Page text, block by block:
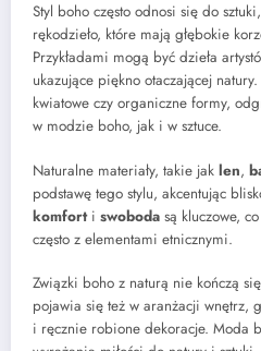
Styl boho często odnosi się do
rękodzieło, które mają głębokie
Przykładami mogą być dzieła
ukazujące piękno otaczającej
kwiatowe czy organiczne formy,
w modzie boho, jak i w sztuce.
Naturalne materiały, takie jak len,
podstawę tego stylu, akcentując
komforti swoboda są kluczowe,
często z elementami etnicznymi.
Związki boho z naturą nie kończą
pojawia się też w aranżacji wnętrz,
i ręcznie robione dekoracje. Moda